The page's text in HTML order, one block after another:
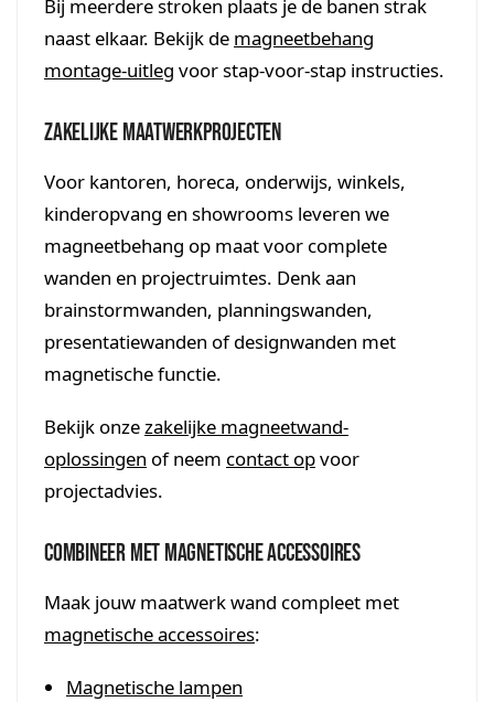
Bij meerdere stroken plaats je de banen strak
naast elkaar. Bekijk de magneetbehang
montage-uitleg voor stap-voor-stap instructies.
Zakelijke maatwerkprojecten
Voor kantoren, horeca, onderwijs, winkels,
kinderopvang en showrooms leveren we
magneetbehang op maat voor complete
wanden en projectruimtes. Denk aan
brainstormwanden, planningswanden,
presentatiewanden of designwanden met
magnetische functie.
Bekijk onzezakelijke magneetwand-
oplossingen of neem contact opvoor
projectadvies.
Combineer met magnetische accessoires
Maak jouw maatwerk wand compleet met
magnetische accessoires:
Magnetische lampen